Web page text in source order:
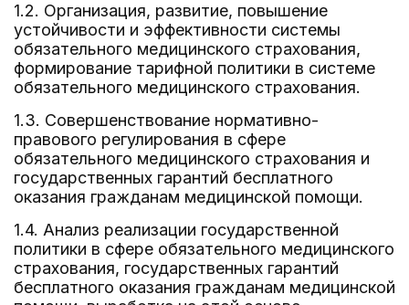
1.2. Организация, развитие, повышение
устойчивости и эффективности системы
обязательного медицинского страхования,
формирование тарифной политики в системе
обязательного медицинского страхования.
1.3. Совершенствование нормативно-
правового регулирования в сфере
обязательного медицинского страхования и
государственных гарантий бесплатного
оказания гражданам медицинской помощи.
1.4. Анализ реализации государственной
политики в сфере обязательного медицинского
страхования, государственных гарантий
бесплатного оказания гражданам медицинской